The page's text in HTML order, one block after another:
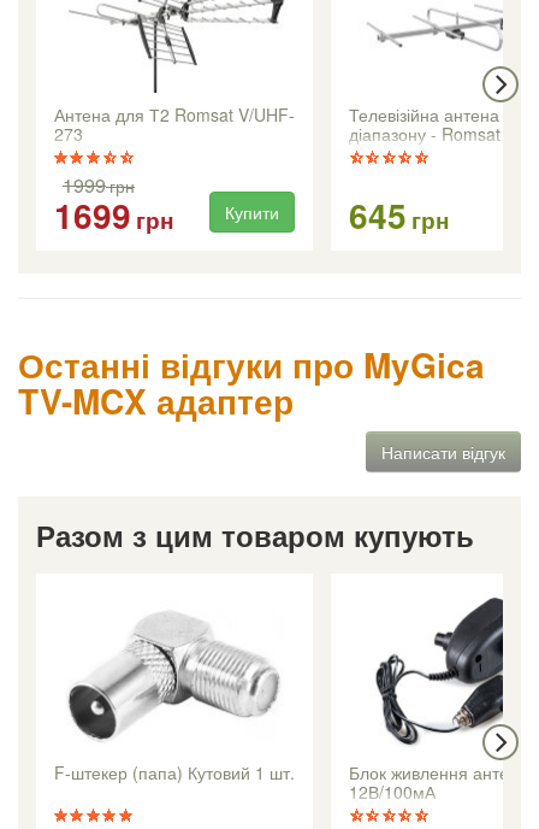
Антена для Т2 Romsat V/UHF-
273
1999грн
1699 грн Купити
Телевізійна антена МВ2
діапазону - Romsat
645 грн
Останні відгуки про MyGica
TV-MCX адаптер
Написати відгук
Разом з цим товаром купують
F-штекер (папа) Кутовий 1 шт.
Блок живлення антени
12В/100мА